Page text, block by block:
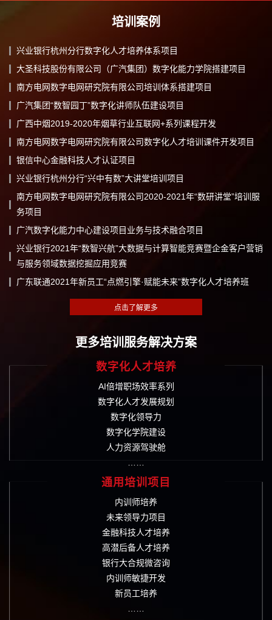
培训案例
兴业银行杭州分行数字化人才培养体系项目
大圣科技股份有限公司（广汽集团）数字化能力学院搭建项目
南方电网数字电网研究院有限公司培训体系搭建项目
广汽集团“数智园丁”数字化讲师队伍建设项目
广西中烟2019-2020年烟草行业互联网+系列课程开发
南方电网数字电网研究院有限公司数字化人才培训课件开发项目
银信中心金融科技人才认证项目
兴业银行杭州分行“兴中有数”大讲堂培训项目
南方电网数字电网研究院有限公司2020-2021年“数研讲堂”培训服
务项目
广汽数字化能力中心建设项目业务与技术融合项目
兴业银行2021年“数智兴航”大数据与计算智能竞赛暨企金客户营销
与服务领域数据挖掘应用竞赛
广东联通2021年新员工“点燃引擎·赋能未来”数字化人才培养班
更多培训服务解决方案
数字化人才培养
AI倍增职场效率系列
数字化人才发展规划
数字化领导力
数字化学院建设
人力资源驾驶舱
……
通用培训项目
内训师培养
未来领导力项目
金融科技人才培养
高潜后备人才培养
银行大合规微咨询
内训师敏捷开发
新员工培养
……